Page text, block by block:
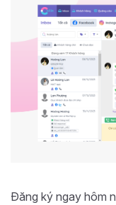
Đăng ký ngay hôm